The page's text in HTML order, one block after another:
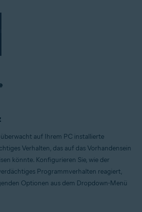
überwacht auf Ihrem PC installierte
Verhalten, das auf das Vorhandensein
könnte. Konfigurieren Sie, wie der
Programmverhalten reagiert,
Optionen aus dem Dropdown-Menü